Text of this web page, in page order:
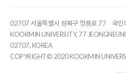
02707 서울특별시 성북구 정릉로 77 국민
KOOKMIN UNIVERSITY, 77
02707, KOREA
COPYRIGHT© 2020 KOOKMIN